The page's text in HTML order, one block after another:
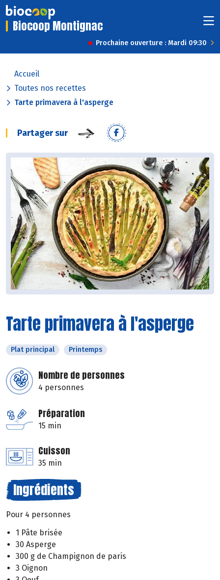
Biocoop Montignac
Prochaine ouverture : Mardi 09:30
Accueil
Toutes nos recettes
Tarte primavera à l'asperge
Partager sur
Tarte primavera à l'asperge
Plat principal Printemps
Nombre de personnes
4 personnes
Préparation
15 min
Cuisson
35 min
Ingrédients
Pour 4 personnes
1 Pâte brisée
30 Asperge
300 g de Champignon de paris
3 Oignon